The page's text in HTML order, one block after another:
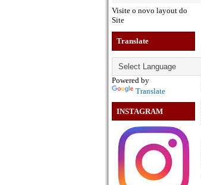
Visite o novo layout do
Site
Translate
Powered by
Translate
INSTAGRAM